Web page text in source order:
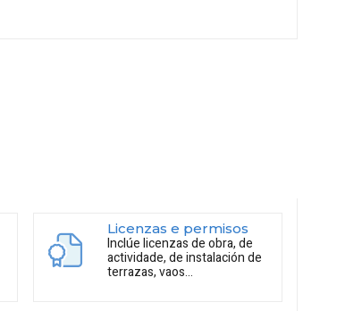
Licenzas e permisos
Inclúe licenzas de obra, de
actividade, de instalación de
terrazas, vaos...